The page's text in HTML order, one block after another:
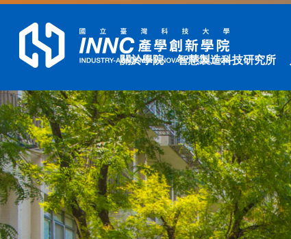
容
區
塊
關於學院 智慧製造科技研究所